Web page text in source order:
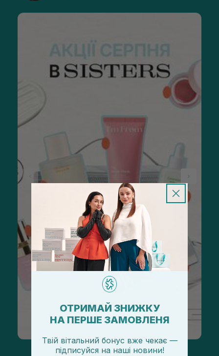
ОТРИМАЙ ЗНИЖКУ
НА ПЕРШЕ ЗАМОВЛЕНЯ
Твій вітальний бонус вже чекає —
підписуйся на наші новини!